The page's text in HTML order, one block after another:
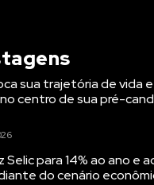
sua trajetória de vida e
centro de sua pré-
Selic para 14% ao ano e
do cenário